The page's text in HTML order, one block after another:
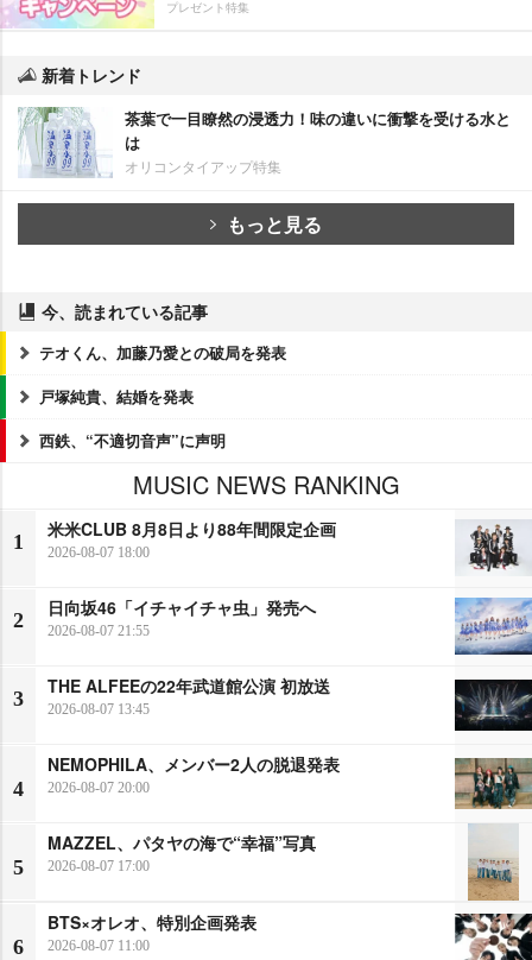
プレゼント特集
新着トレンド
茶葉で一目瞭然の浸透力！味の違いに衝撃を受ける水と
は
オリコンタイアップ特集
もっと見る
今、読まれている記事
テオくん、加藤乃愛との破局を発表
戸塚純貴、結婚を発表
西鉄、“不適切音声”に声明
MUSIC NEWS RANKING
1
米米CLUB 8月8日より88年間限定企画
2026-08-07 18:00
2
日向坂46「イチャイチャ虫」発売へ
2026-08-07 21:55
3
THE ALFEEの22年武道館公演 初放送
2026-08-07 13:45
4
NEMOPHILA、メンバー2人の脱退発表
2026-08-07 20:00
5
MAZZEL、パタヤの海で“幸福”写真
2026-08-07 17:00
6
BTS×オレオ、特別企画発表
2026-08-07 11:00